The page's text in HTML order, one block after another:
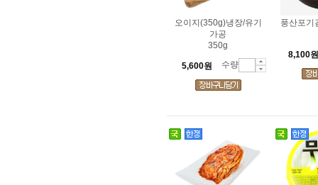
오이지(350g)냉장/유기
가공
350g
5,600원 수량
풍산포기
8,100원